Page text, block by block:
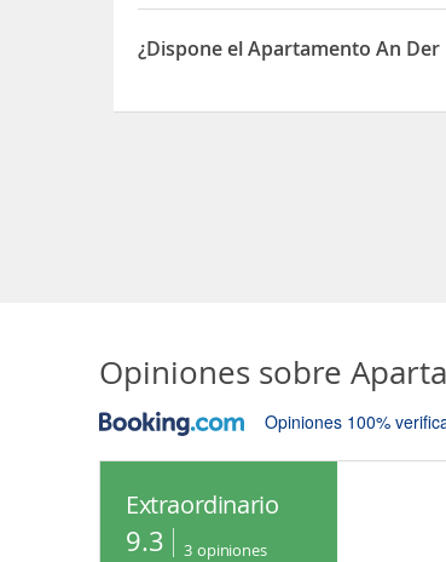
El Apartamento An Der Mühle está
¿Dispone el Apartamento An
Opiniones sobre
Opiniones 100%
Extraordinario
9.3 3 opiniones